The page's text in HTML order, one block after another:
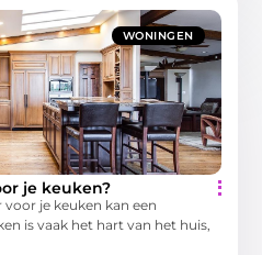
WONINGEN
je keuken?
je keuken kan een
is vaak het hart van het huis,